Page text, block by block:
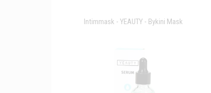
Intimmask - YEAUTY - Bykini Mask